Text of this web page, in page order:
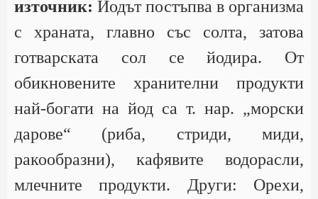
източник: Йодът постъпва в организма
с храната, главно със солта, затова
готварската сол се йодира. От
обикновените хранителни продукти
най-богати на йод са т. нар. „морски
дарове“ (риба, стриди, миди,
ракообразни), кафявите водорасли,
млечните продукти. Други: Орехи,